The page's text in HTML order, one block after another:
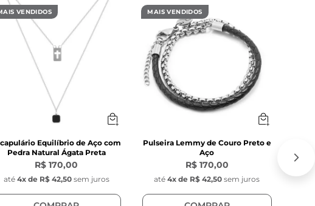
comprimento
VENDIDOS
Equilíbrio de Aço com
Pedra Natural Ágata Preta
R$ 170,00
até 4x de R$ 42,50 sem juros
MAIS VENDIDOS
Pulseira Lemmy de Couro Preto e
Aço
R$ 170,00
até 4x de R$ 42,50 sem juros